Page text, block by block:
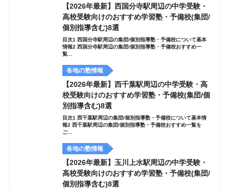
【2026年最新】西国分寺駅周辺の中学受験・
高校受験向けのおすすめ学習塾・予備校(集団/
個別指導含む)8選
目次1 西国分寺駅周辺の集団/個別指導塾・予備校について基本
情報2 西国分寺駅周辺の集団/個別指導塾・予備校おすすめ一
覧...
各地の塾情報
【2026年最新】西千葉駅周辺の中学受験・高
校受験向けのおすすめ学習塾・予備校(集団/個
別指導含む)8選
目次1 西千葉駅周辺の集団/個別指導塾・予備校について基本情
報2 西千葉駅周辺の集団/個別指導塾・予備校おすすめ一覧を
ご...
各地の塾情報
【2026年最新】玉川上水駅周辺の中学受験・
高校受験向けのおすすめ学習塾・予備校(集団/
個別指導含む)8選